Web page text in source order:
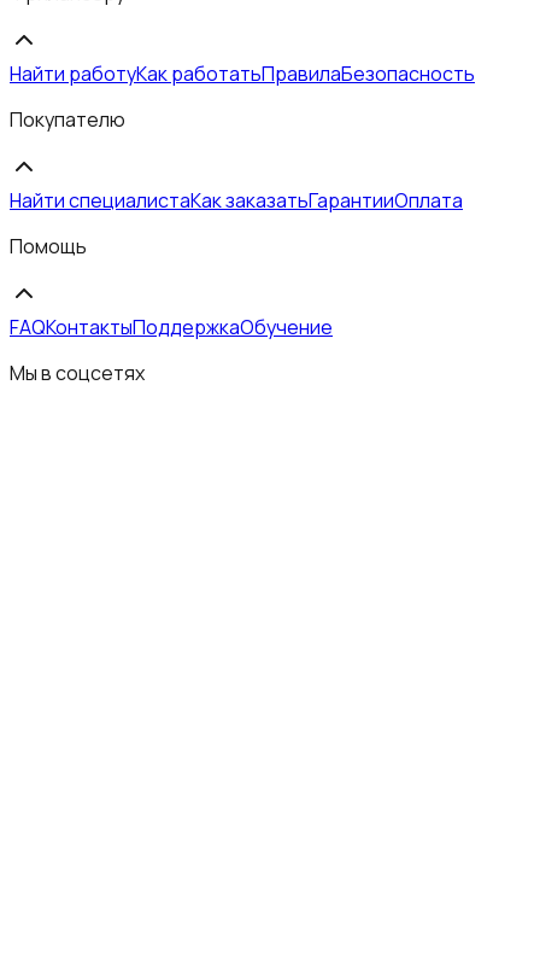
Найти работуКак работатьПравилаБезопасность
Покупателю
Найти специалистаКак заказатьГарантииОплата
Помощь
FAQКонтактыПоддержкаОбучение
Мы в соцсетях